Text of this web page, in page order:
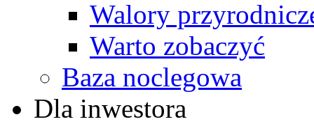
Walory
Warto zobaczyć
Baza noclegowa
Dla inwestora